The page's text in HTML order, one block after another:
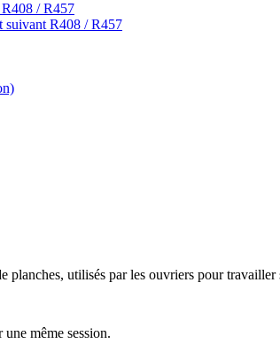
/ R457
suivant R408 / R457
planches, utilisés par les ouvriers pour travailler
même session.